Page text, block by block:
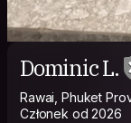
Dominic L.
Rawai, Phuket
Członek od 2026